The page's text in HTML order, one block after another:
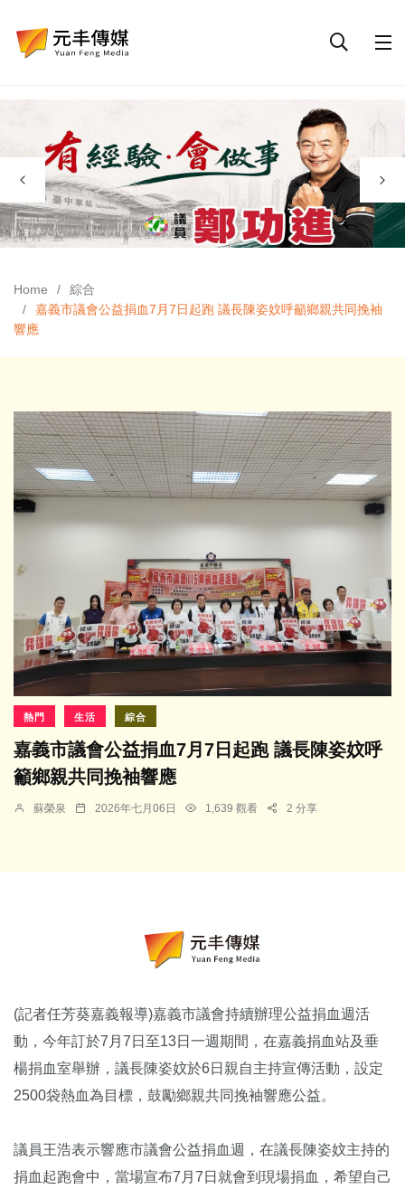
Home
綜合
嘉義市議會公益捐血7月7日起跑 議長陳姿妏呼籲鄉親共同挽袖
響應
熱門 生活 綜合
嘉義市議會公益捐血7月7日起跑 議長陳姿妏呼
籲鄉親共同挽袖響應
蘇榮泉 2026年七月06日 1,639 觀看 2 分享
(記者任芳葵嘉義報導)嘉義市議會持續辦理公益捐血週活
動，今年訂於7月7日至13日一週期間，在嘉義捐血站及垂
楊捐血室舉辦，議長陳姿妏於6日親自主持宣傳活動，設定
2500袋熱血為目標，鼓勵鄉親共同挽袖響應公益。
議員王浩表示響應市議會公益捐血週，在議長陳姿妏主持的
捐血起跑會中，當場宣布7月7日就會到現場捐血，希望自己